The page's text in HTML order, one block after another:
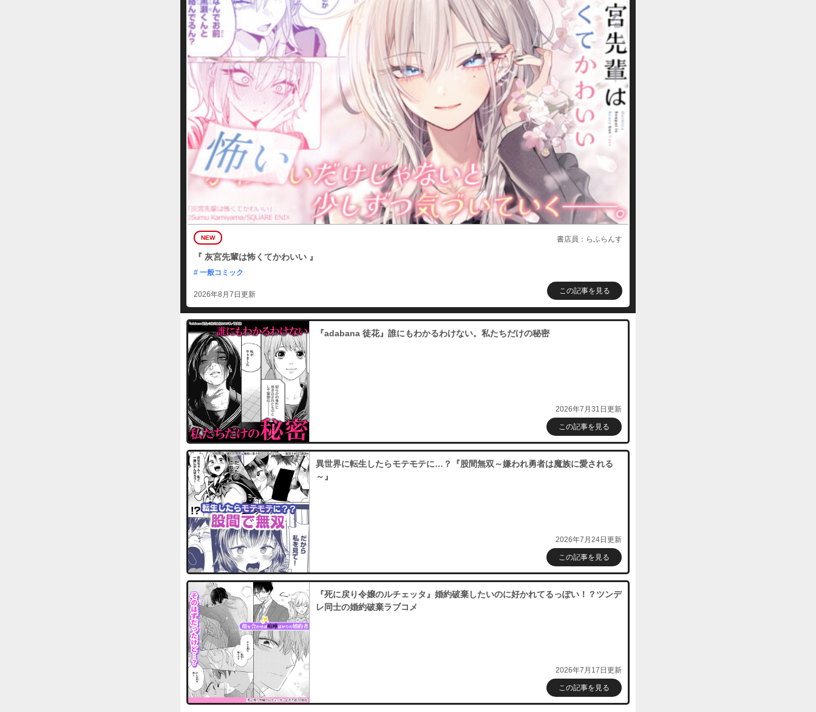
購入する
第16話
必要ポイント：
購入する
第17話
必要ポイント： 180
購入する
第18話
必要ポイント：180
購入する
第20話
必要ポイント：180
NEW 書店員：らふらんす
『 灰宮先輩は怖くてかわいい 』
# 一般コミック
2026年8月7日更新 この記事を見る
『adabana 徒花』誰にもわかるわけない。私たちだけの秘密
2026年7月31日更新
この記事を見る
異世界に転生したらモテモテに…？『股間無双～嫌われ勇者は魔族に愛される
～』
2026年7月24日更新
この記事を見る
『死に戻り令嬢のルチェッタ』婚約破棄したいのに好かれてるっぽい！？ツンデ
レ同士の婚約破棄ラブコメ
2026年7月17日更新
この記事を見る